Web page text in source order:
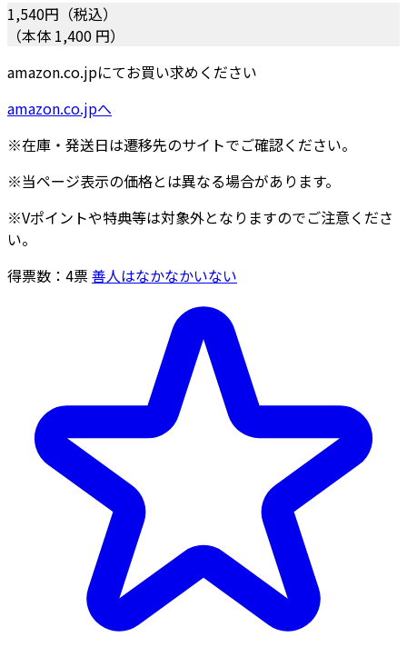
1,540円（税込）
（本体 1,400 円）
amazon.co.jpにてお買い求めください
amazon.co.jpへ
※在庫・発送日は遷移先のサイトでご確認ください。
※当ページ表示の価格とは異なる場合があります。
※Vポイントや特典等は対象外となりますのでご注意くださ
い。
得票数： 4票善人はなかなかいない